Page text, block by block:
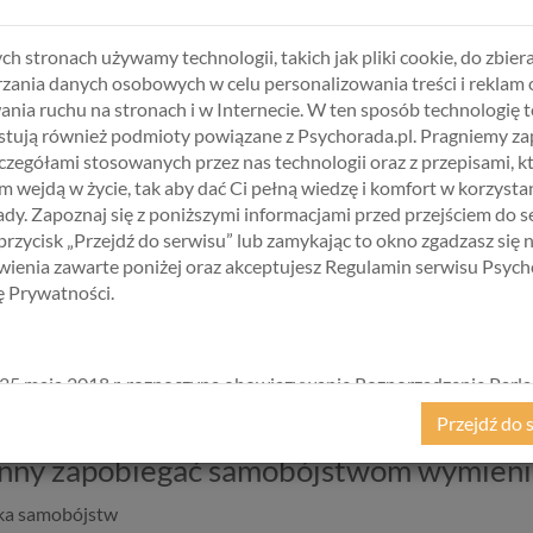
, sprawdź czy nie ma przy sobie niczego, czym mogłaby
stanie tego zrobić, skontaktuj się z kimś z rodziny lub
ośrodek interwencji kryzysowej lub pogotowie.
w takiej sytuacji, niezwłocznie zadzwoń po pogotowie i
być różne - zawsze świadczą o tym, żeczłowiek
prób rozwiązania swojej sytuacji.
zjawiska samobójstw i zapewnienie wsparcia
uratować niejedno życie.
zapobiegać samobójstwom
samobójstw
stronach używamy technologii, takich jak pliki cookie, do
danych osobowych w celu personalizowania treści i reklam
ruchu na stronach i w Internecie. W ten sposób technologię
również podmioty powiązane z Psychorada.pl. Pragniemy
stosowanych przez nas technologii oraz z przepisami,
wejdą w życie, tak aby dać Ci pełną wiedzę i komfort w
Zapoznaj się z poniższymi informacjami przed przejściem do
„Przejdź do serwisu” lub zamykając to okno zgadzasz się
zawarte poniżej oraz akceptujesz Regulamin serwisu
Prywatności.
maja 2018 r. rozpoczyna obowiązywanie Rozporządzenie
i Rady (UE) 2016/679 z dnia 27 kwietnia 2016 r. w sprawie
w związku z przetwarzaniem danych osobowych i w
przepływu takich danych oraz uchylenia dyrektywy 95/46/
popularnie jako „RODO”). RODO obowiązywać będzie w
wszystkich krajach Unii Europejskiej, a więc także w Polsce i
Przejdź do